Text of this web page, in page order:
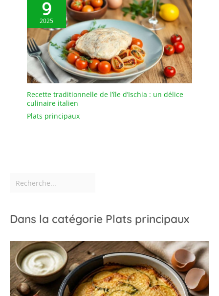
9
2025
Recette traditionnelle de l’île d’Ischia : un délice
culinaire italien
Plats principaux
Dans la catégorie Plats principaux